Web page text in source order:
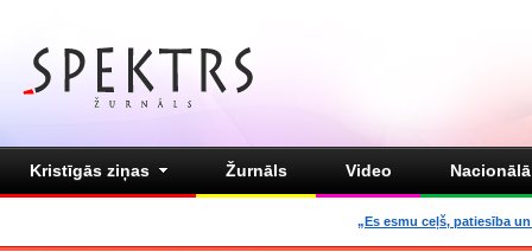
Kristīgās ziņas Žurnāls Video
„Es esmu ceļš, patiesība